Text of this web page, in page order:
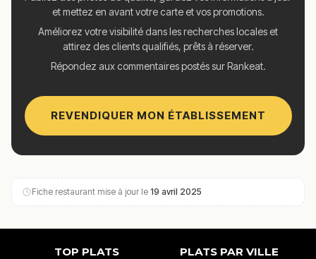
et mettez en avant votre carte et vos promotions.
Améliorez votre visibilité dans les recherches locales et
attirez des clients qualifiés, prêts à réserver.
Répondez aux commentaires postés sur Rankeat.
REVENDIQUER MON ÉTABLISSEMENT
Fiche restaurant mise à jour le 19 avril 2025
TOP PLATS PLATS PAR VILLE